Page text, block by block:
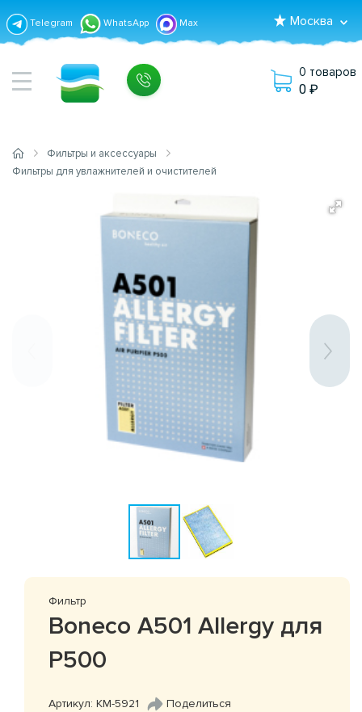
Telegram WhatsApp Max Москва
0 товаров
0
Фильтры и аксессуары
Фильтры для увлажнителей и очистителей
Фильтр
Boneco A501 Allergy для
P500
Артикул: КМ-5921 Поделиться